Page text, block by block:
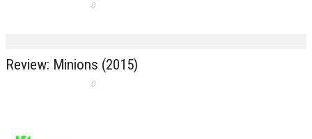
0
Review: Minions (2015)
0